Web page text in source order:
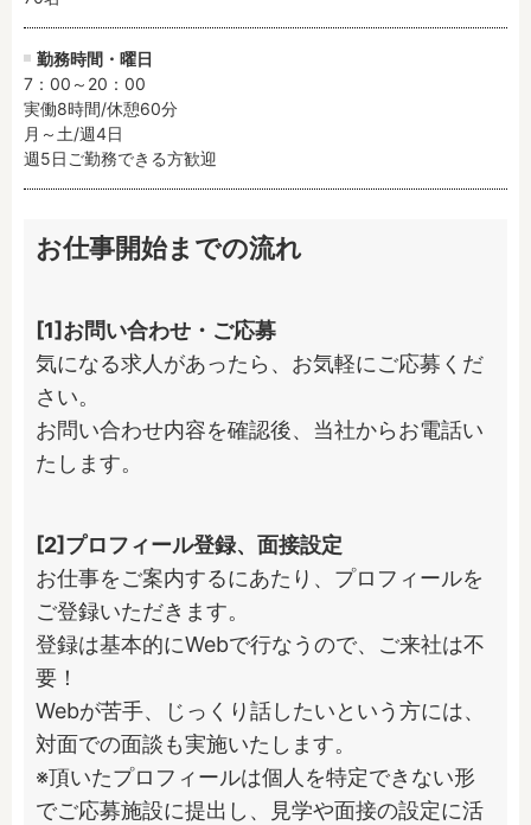
勤務時間・曜日
7：00～20：00
実働8時間/休憩60分
月～土/週4日
週5日ご勤務できる方歓迎
お仕事開始までの流れ
[1]お問い合わせ・ご応募
気になる求人があったら、お気軽にご応募くだ
さい。
お問い合わせ内容を確認後、当社からお電話い
たします。
[2]プロフィール登録、面接設定
お仕事をご案内するにあたり、プロフィールを
ご登録いただきます。
登録は基本的にWebで行なうので、ご来社は不
要！
Webが苦手、じっくり話したいという方には、
対面での面談も実施いたします。
※頂いたプロフィールは個人を特定できない形
でご応募施設に提出し、見学や面接の設定に活